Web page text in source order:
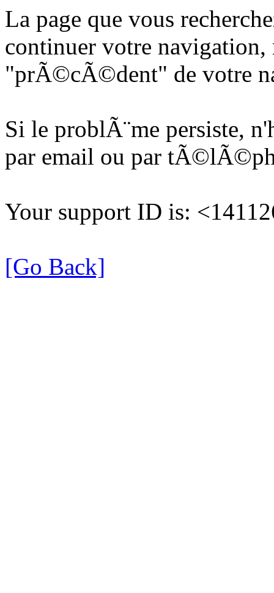
La page que vous
continuer votre
"prÃ©cÃ©dent" de votre
Si le problÃ¨me persiste,
par email ou par
Your support ID is:
[Go Back]